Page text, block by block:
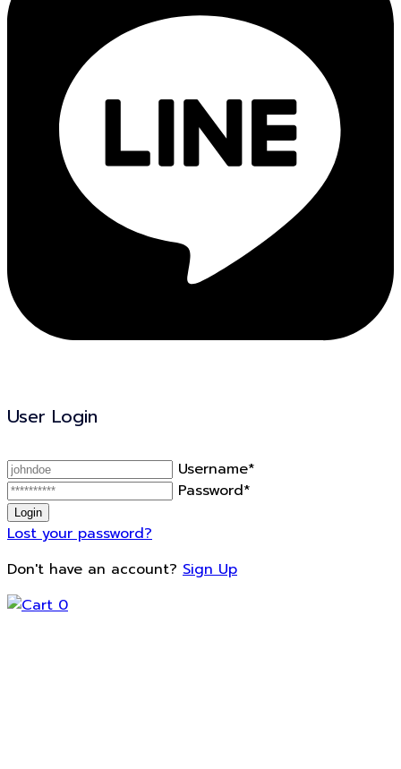
User Login
Username*
Password*
Lost your password?
Don't have an account? Sign Up
0